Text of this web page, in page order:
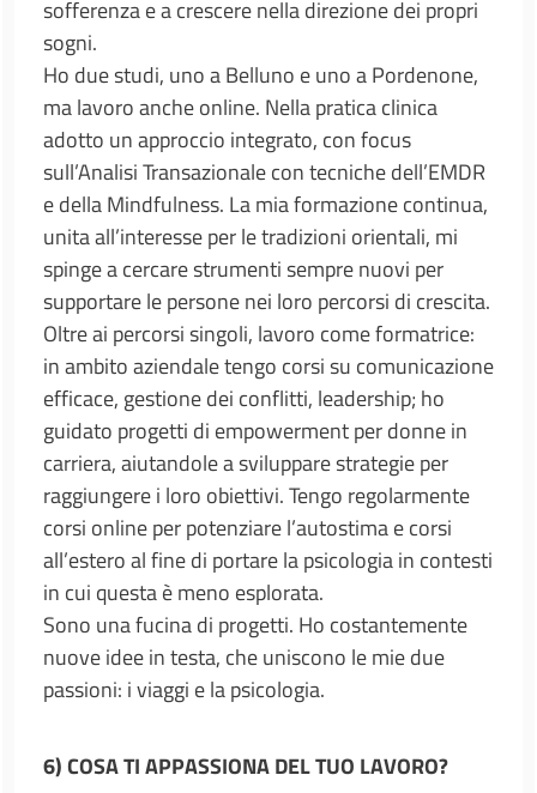
sofferenza e a crescere nella direzione dei propri
sogni.
Ho due studi, uno a Belluno e uno a Pordenone,
ma lavoro anche online. Nella pratica clinica
adotto un approccio integrato, con focus
sull’Analisi Transazionale con tecniche dell’EMDR
e della Mindfulness. La mia formazione continua,
unita all’interesse per le tradizioni orientali, mi
spinge a cercare strumenti sempre nuovi per
supportare le persone nei loro percorsi di crescita.
Oltre ai percorsi singoli, lavoro come formatrice:
in ambito aziendale tengo corsi su comunicazione
efficace, gestione dei conflitti, leadership; ho
guidato progetti di empowerment per donne in
carriera, aiutandole a sviluppare strategie per
raggiungere i loro obiettivi. Tengo regolarmente
corsi online per potenziare l’autostima e corsi
all’estero al fine di portare la psicologia in contesti
in cui questa è meno esplorata.
Sono una fucina di progetti. Ho costantemente
nuove idee in testa, che uniscono le mie due
passioni: i viaggi e la psicologia.
6) COSA TI APPASSIONA DEL TUO LAVORO?